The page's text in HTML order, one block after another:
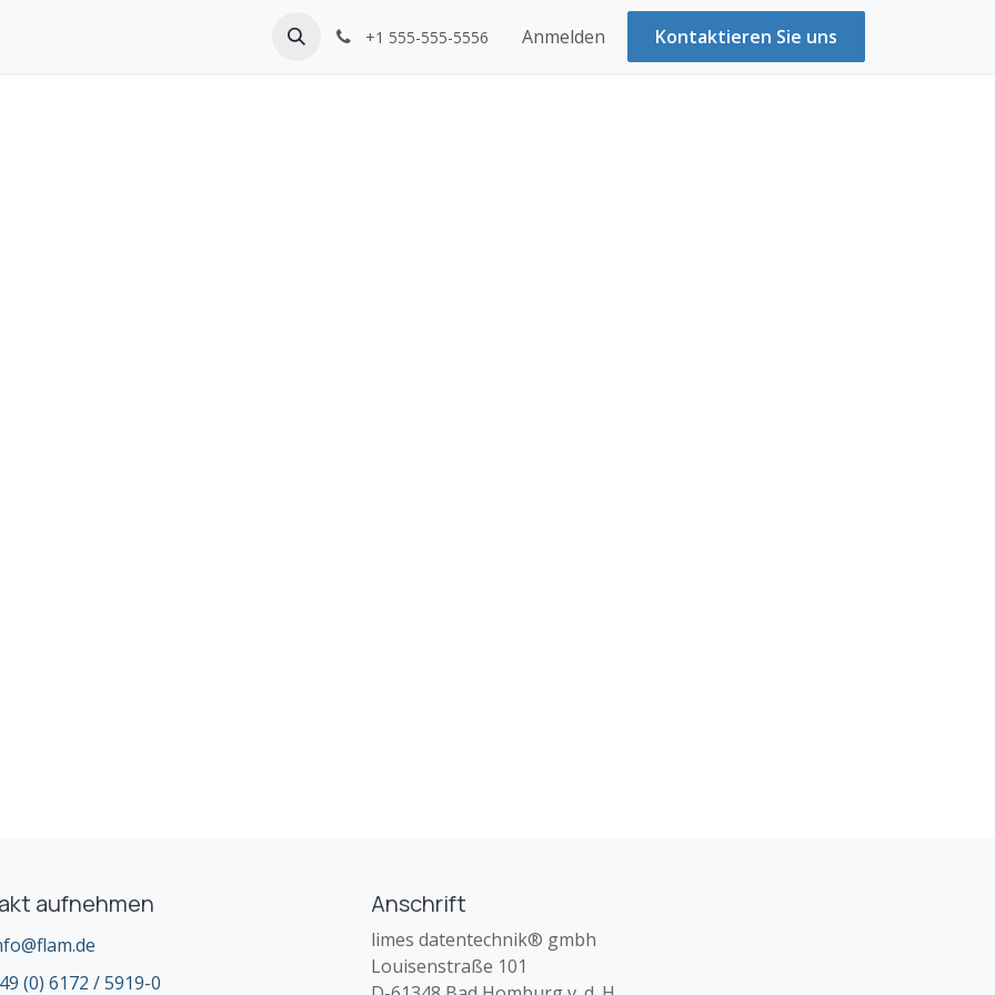
+1 555-555-5556 Anmelden Kontaktieren Sie uns
aufnehmen
(0) 6172 / 5919-0
Anschrift
limes datentechnik® gmbh
Louisenstraße 101